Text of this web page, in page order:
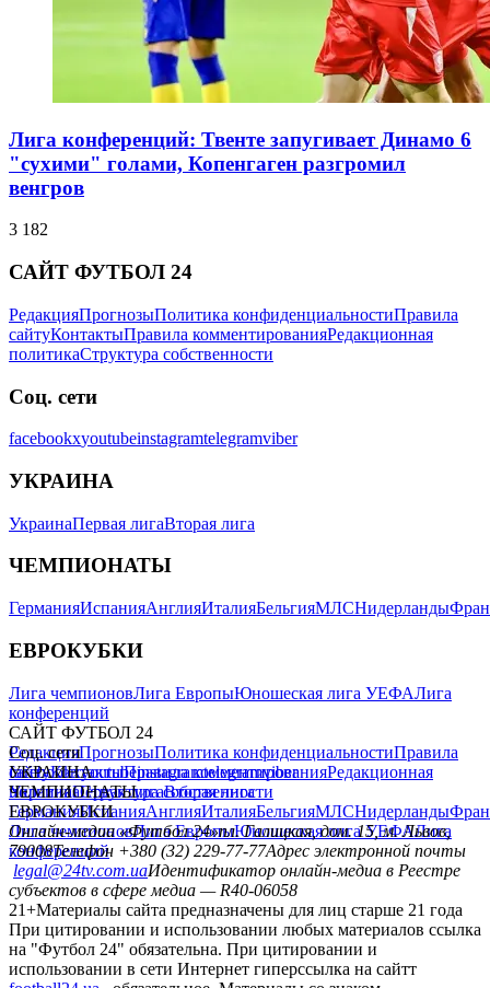
Лига конференций: Твенте запугивает Динамо 6
"сухими" голами, Копенгаген разгромил
венгров
3 182
САЙТ ФУТБОЛ 24
РедакцияПрогнозыПолитика конфиденциальностиПравила
сайтуКонтактыПравила комментированияРедакционная
политикаСтруктура собственности
Соц. сети
facebookxyoutubeinstagramtelegramviber
УКРАИНА
УкраинаПервая лигаВторая лига
ЧЕМПИОНАТЫ
ГерманияИспанияАнглияИталияБельгияМЛСНидерланды
ЕВРОКУБКИ
Лига чемпионовЛига ЕвропыЮношеская лига УЕФАЛига
конференций
САЙТ ФУТБОЛ 24
РедакцияПрогнозыПолитика конфиденциальностиПравила
сайтуКонтактыПравила комментированияРедакционная
политикаСтруктура собственности
Соц. сети
facebookxyoutubeinstagramtelegramviber
УКРАИНА
УкраинаПервая лигаВторая лига
ЧЕМПИОНАТЫ
ГерманияИспанияАнглияИталияБельгияМЛСНидерланды
ЕВРОКУБКИ
Лига чемпионовЛига ЕвропыЮношеская лига УЕФАЛига
конференций
Онлайн-медиа «Футбол 24»пл. Галицкая, дом. 15, м. Львов,
79008Телефон +380 (32) 229-77-77Адрес электронной почты
legal@24tv.com.uaИдентификатор онлайн-медиа в Реестре
субъектов в сфере медиа — R40-06058
21+Материалы сайта предназначены для лиц старше 21 года
При цитировании и использовании любых материалов ссылка
на "Футбол 24" обязательна. При цитировании и
использовании в сети Интернет гиперссылка на сайтт